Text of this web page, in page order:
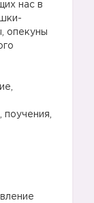
нас в
опекуны
поучения,